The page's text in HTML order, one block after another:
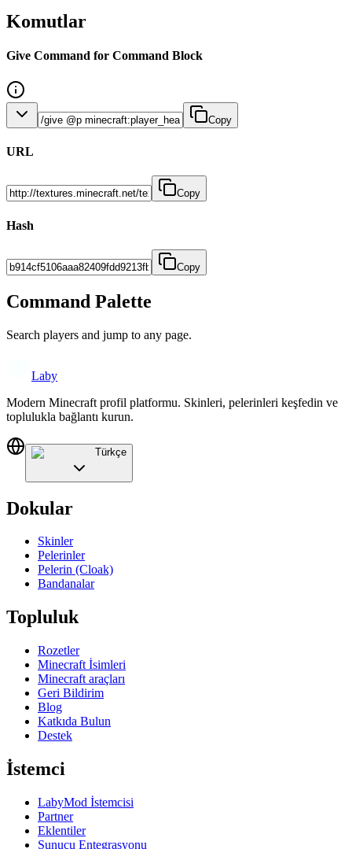
Komutlar
Give Command for Command Block
Copy
URL
Copy
Hash
Copy
Command Palette
Search players and jump to any page.
Laby
Modern Minecraft profil platformu. Skinleri, pelerinleri keşfedin ve
toplulukla bağlantı kurun.
Türkçe
Dokular
Skinler
Pelerinler
Pelerin (Cloak)
Bandanalar
Topluluk
Rozetler
Minecraft İsimleri
Minecraft araçları
Geri Bildirim
Blog
Katkıda Bulun
Destek
İstemci
LabyMod İstemcisi
Partner
Eklentiler
Sunucu Entegrasyonu